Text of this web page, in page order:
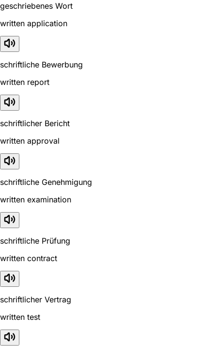
geschriebenes Wort
written application
schriftliche Bewerbung
written report
schriftlicher Bericht
written approval
schriftliche Genehmigung
written examination
schriftliche Prüfung
written contract
schriftlicher Vertrag
written test